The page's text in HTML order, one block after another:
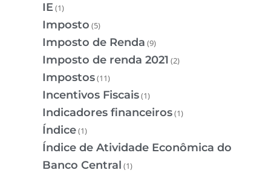
IE(1)
Imposto (5)
Imposto de Renda (9)
Imposto de renda 2021 (2)
Impostos(11)
Incentivos Fiscais(1)
Indicadores financeiros(1)
Índice(1)
Índice de Atividade Econômica do
Banco Central (1)